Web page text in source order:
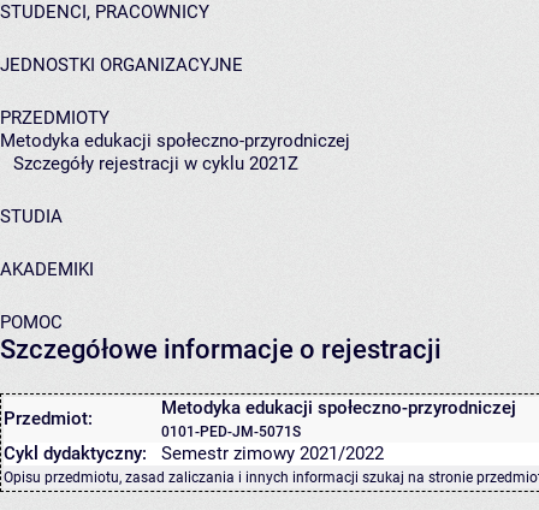
STUDENCI, PRACOWNICY
JEDNOSTKI ORGANIZACYJNE
PRZEDMIOTY
Metodyka edukacji społeczno-przyrodniczej
Szczegóły rejestracji w cyklu 2021Z
STUDIA
AKADEMIKI
POMOC
Szczegółowe informacje o rejestracji
Przedmiot: Metodyka edukacji społeczno-przyrodniczej
0101-PED-JM-5071S
Cykl dydaktyczny: Semestr zimowy 2021/2022
Opisu przedmiotu, zasad zaliczania i innych informacji szukaj na stronie